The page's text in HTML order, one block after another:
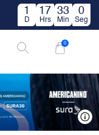
1
D
17
Hrs
33
Min
0
Seg
0